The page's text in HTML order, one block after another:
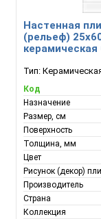
Настенная
(рельеф)
Тип:
Код
Назначение
Размер, см
Поверхность
Толщина, мм
Цвет
Рисунок (декор)
Производитель
Страна
Коллекция